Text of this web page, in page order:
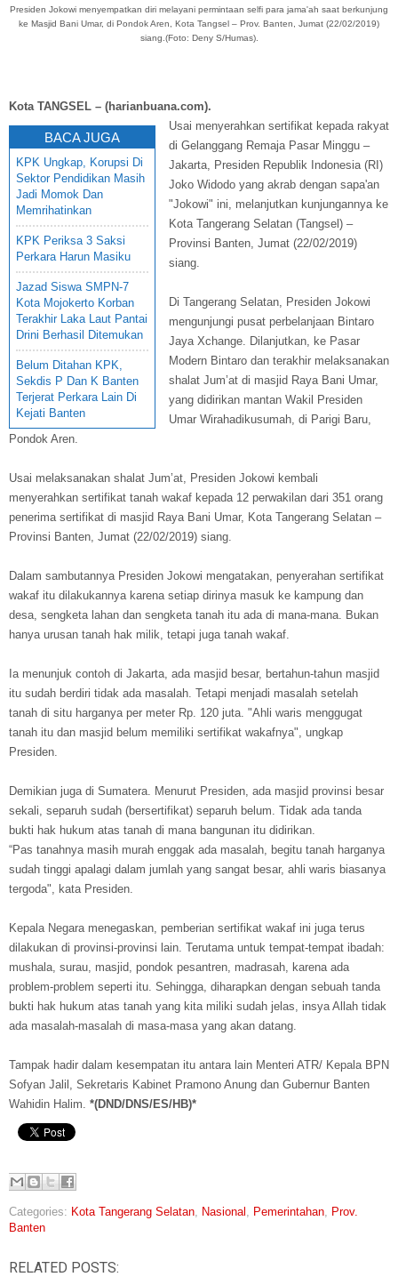
Presiden Jokowi menyempatkan diri melayani permintaan selfi para jama'ah saat berkunjung
ke Masjid Bani Umar, di Pondok Aren, Kota Tangsel – Prov. Banten, Jumat (22/02/2019)
siang.(Foto: Deny S/Humas).
Kota TANGSEL – (harianbuana.com).
BACA JUGA
KPK Ungkap, Korupsi Di
Sektor Pendidikan Masih
Jadi Momok Dan
Memrihatinkan
KPK Periksa 3 Saksi
Perkara Harun Masiku
Jazad Siswa SMPN-7
Kota Mojokerto Korban
Terakhir Laka Laut Pantai
Drini Berhasil Ditemukan
Belum Ditahan KPK,
Sekdis P Dan K Banten
Terjerat Perkara Lain Di
Kejati Banten
Usai menyerahkan sertifikat kepada rakyat
di Gelanggang Remaja Pasar Minggu –
Jakarta, Presiden Republik Indonesia (RI)
Joko Widodo yang akrab dengan sapa'an
"Jokowi" ini, melanjutkan kunjungannya ke
Kota Tangerang Selatan (Tangsel) –
Provinsi Banten, Jumat (22/02/2019)
siang.
Di Tangerang Selatan, Presiden Jokowi
mengunjungi pusat perbelanjaan Bintaro
Jaya Xchange. Dilanjutkan, ke Pasar
Modern Bintaro dan terakhir melaksanakan
shalat Jum’at di masjid Raya Bani Umar,
yang didirikan mantan Wakil Presiden
Umar Wirahadikusumah, di Parigi Baru,
Pondok Aren.
Usai melaksanakan shalat Jum’at, Presiden Jokowi kembali
menyerahkan sertifikat tanah wakaf kepada 12 perwakilan dari 351 orang
penerima sertifikat di masjid Raya Bani Umar, Kota Tangerang Selatan –
Provinsi Banten, Jumat (22/02/2019) siang.
Dalam sambutannya Presiden Jokowi mengatakan, penyerahan sertifikat
wakaf itu dilakukannya karena setiap dirinya masuk ke kampung dan
desa, sengketa lahan dan sengketa tanah itu ada di mana-mana. Bukan
hanya urusan tanah hak milik, tetapi juga tanah wakaf.
Ia menunjuk contoh di Jakarta, ada masjid besar, bertahun-tahun masjid
itu sudah berdiri tidak ada masalah. Tetapi menjadi masalah setelah
tanah di situ harganya per meter Rp. 120 juta. "Ahli waris menggugat
tanah itu dan masjid belum memiliki sertifikat wakafnya", ungkap
Presiden.
Demikian juga di Sumatera. Menurut Presiden, ada masjid provinsi besar
sekali, separuh sudah (bersertifikat) separuh belum. Tidak ada tanda
bukti hak hukum atas tanah di mana bangunan itu didirikan.
“Pas tanahnya masih murah enggak ada masalah, begitu tanah harganya
sudah tinggi apalagi dalam jumlah yang sangat besar, ahli waris biasanya
tergoda", kata Presiden.
Kepala Negara menegaskan, pemberian sertifikat wakaf ini juga terus
dilakukan di provinsi-provinsi lain. Terutama untuk tempat-tempat ibadah:
mushala, surau, masjid, pondok pesantren, madrasah, karena ada
problem-problem seperti itu. Sehingga, diharapkan dengan sebuah tanda
bukti hak hukum atas tanah yang kita miliki sudah jelas, insya Allah tidak
ada masalah-masalah di masa-masa yang akan datang.
Tampak hadir dalam kesempatan itu antara lain Menteri ATR/ Kepala BPN
Sofyan Jalil, Sekretaris Kabinet Pramono Anung dan Gubernur Banten
Wahidin Halim. *(DND/DNS/ES/HB)*
Categories: Kota Tangerang Selatan Nasional Pemerintahan Prov.
Banten
RELATED POSTS: